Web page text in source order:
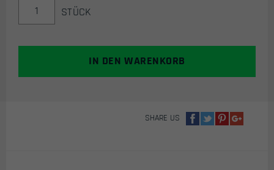
UNITE
CHIN
ERWEITERUNG
STÜCK
IN DEN WARENKORB
SHARE US